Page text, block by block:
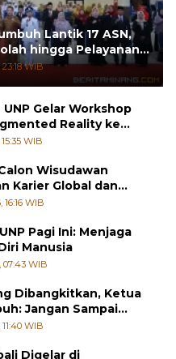
Lantik 17 ASN,
hingga Pelayanan
WIB
Gelar Workshop
Reality ke
Padang Pariaman
WIB
Wisudawan
Karier Global dan
16:16 WIB
Pagi Ini: Menjaga
Manusia
07:43 WIB
Dibangkitkan, Ketua
Jangan Sampai
Jati Diri
WIB
Digelar di